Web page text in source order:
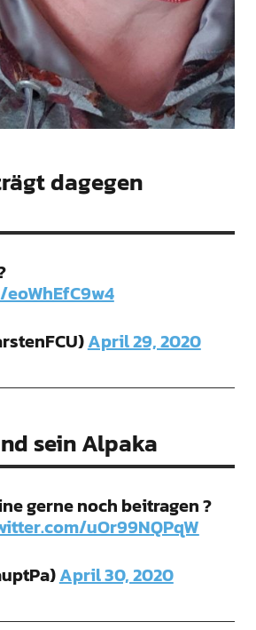
dagegen
April 29, 2020
sein Alpaka
gerne noch beitragen ?
uOr99NQPqW
April 30, 2020